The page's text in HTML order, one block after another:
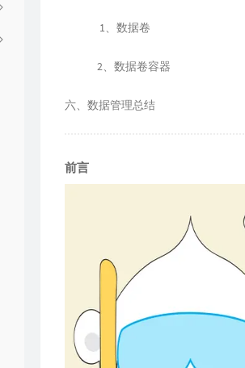
1、数据卷
2、数据卷容器
六、数据管理总结
前言